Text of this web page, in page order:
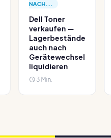
NACH...
Dell Toner
verkaufen —
Lagerbestände
auch nach
Gerätewechsel
liquidieren
3 Min.